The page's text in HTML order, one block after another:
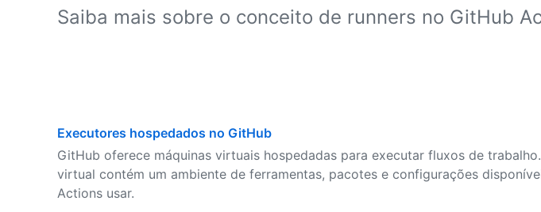
Saiba mais sobre o conceito de runners no GitHub
Executores hospedados no GitHub
GitHub oferece máquinas virtuais hospedadas para executar fluxos de
virtual contém um ambiente de ferramentas, pacotes e configurações
Actions usar.